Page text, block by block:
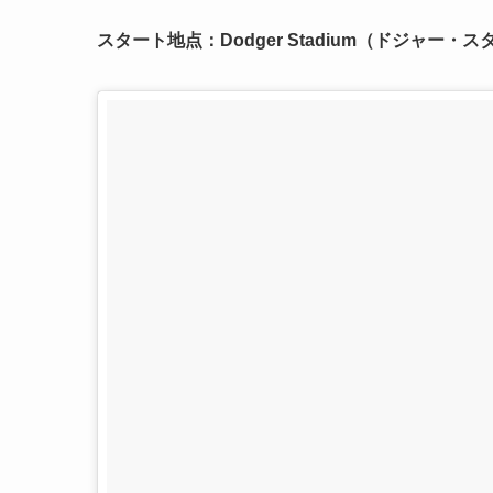
スタート地点：Dodger Stadium（ドジャー・スタ